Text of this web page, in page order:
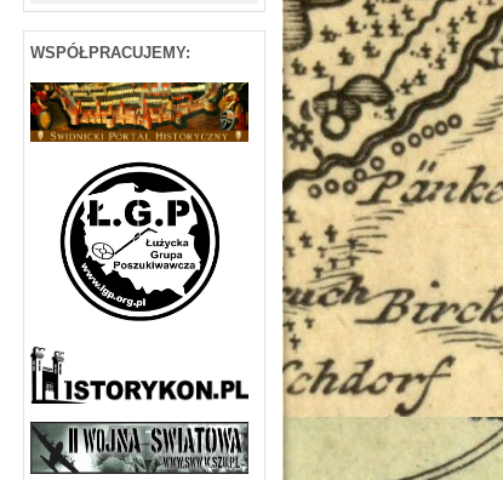
WSPÓŁPRACUJEMY: